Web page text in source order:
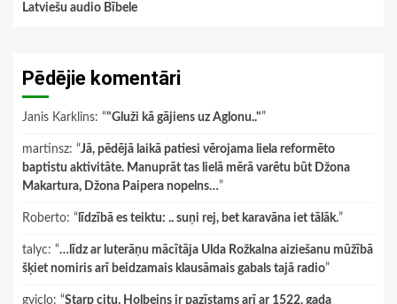
Latviešu audio Bībele
Pēdējie komentāri
Janis Karklins: “"Gluži kā gājiens uz Aglonu.."”
martinsz: “Jā, pēdējā laikā patiesi vērojama liela reformēto
baptistu aktivitāte. Manuprāt tas lielā mērā varētu būt Džona
Makartura, Džona Paipera nopelns…”
Roberto: “ līdzībā es teiktu: .. suņi rej, bet karavāna iet tālāk.”
talyc: “…līdz ar luterāņu mācītāja Ulda Rožkalna aiziešanu mūžībā
šķiet nomiris arī beidzamais klausāmais gabals tajā radio”
gviclo: “Starp citu, Holbeins ir pazīstams arī ar 1522. gada